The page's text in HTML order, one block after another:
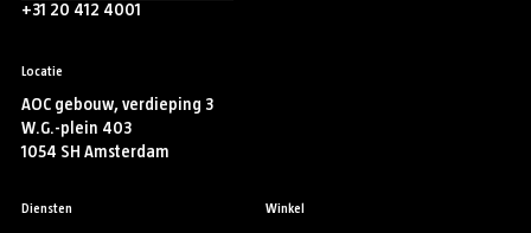
+31 20 412 4001
Locatie
AOC gebouw, verdieping 3
W.G.-plein 403
1054 SH Amsterdam
Diensten Winkel